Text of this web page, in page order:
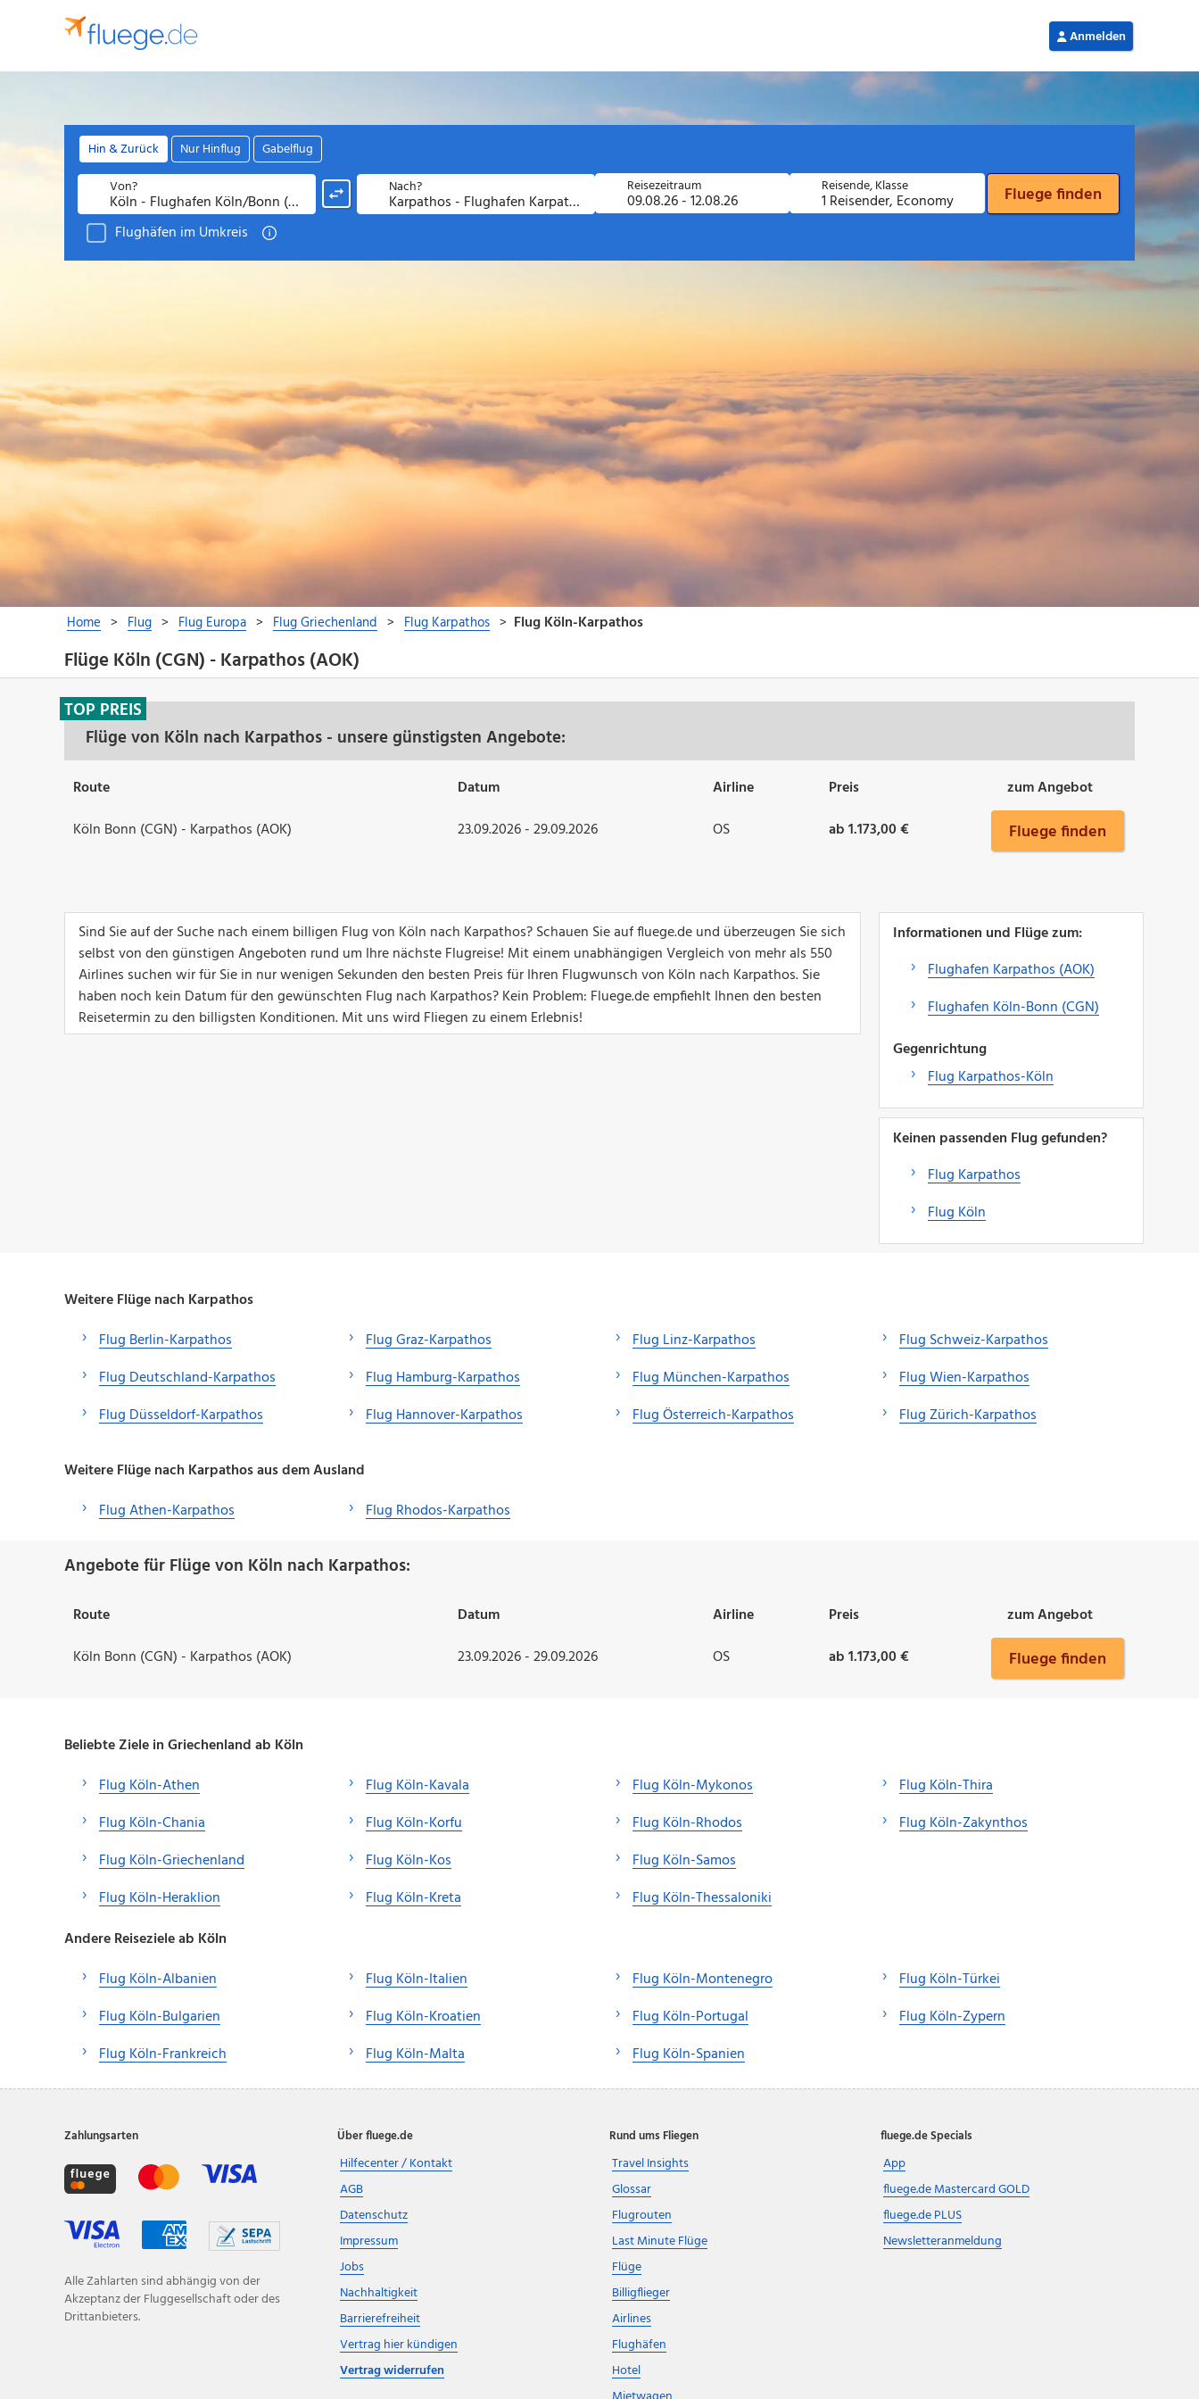
Flüge Köln (CGN) - Karpathos (AOK)
Flüge von Köln nach Karpathos - unsere günstigsten Angebote:
TOP PREIS
Route Datum Airline Preis
zum Angebot
Köln Bonn (CGN) - Karpathos (AOK)
23.09.2026 - 29.09.2026 OS ab 1.173,00 € Fluege finden
Sind Sie auf der Suche nach einem billigen Flug von Köln nach Karpathos? Schauen Sie auf fluege.de und überzeugen Sie sich
selbst von den günstigen Angeboten rund um Ihre nächste Flugreise! Mit einem unabhängigen Vergleich von mehr als 550
Airlines suchen wir für Sie in nur wenigen Sekunden den besten Preis für Ihren Flugwunsch von Köln nach Karpathos. Sie
haben noch kein Datum für den gewünschten Flug nach Karpathos? Kein Problem: Fluege.de empfiehlt Ihnen den besten
Reisetermin zu den billigsten Konditionen. Mit uns wird Fliegen zu einem Erlebnis!
Informationen und Flüge zum:
Flughafen Karpathos (AOK)
Flughafen Köln-Bonn (CGN)
Gegenrichtung
Flug Karpathos-Köln
Keinen passenden Flug gefunden?
Flug Karpathos
Flug Köln
Weitere Flüge nach Karpathos
Flug Berlin-Karpathos
Flug Deutschland-Karpathos
Flug Düsseldorf-Karpathos
Flug Graz-Karpathos
Flug Hamburg-Karpathos
Flug Hannover-Karpathos
Flug Linz-Karpathos
Flug München-Karpathos
Flug Österreich-Karpathos
Flug Schweiz-Karpathos
Flug Wien-Karpathos
Flug Zürich-Karpathos
Weitere Flüge nach Karpathos aus dem Ausland
Flug Athen-Karpathos
Flug Rhodos-Karpathos
Angebote für Flüge von Köln nach Karpathos:
Route Datum Airline Preis
zum Angebot
Köln Bonn (CGN) - Karpathos (AOK)
23.09.2026 - 29.09.2026 OS ab 1.173,00 € Fluege finden
Beliebte Ziele in Griechenland ab Köln
Flug Köln-Athen
Flug Köln-Chania
Flug Köln-Griechenland
Flug Köln-Heraklion
Flug Köln-Kavala
Flug Köln-Korfu
Flug Köln-Kos
Flug Köln-Kreta
Flug Köln-Mykonos
Flug Köln-Rhodos
Flug Köln-Samos
Flug Köln-Thessaloniki
Flug Köln-Thira
Flug Köln-Zakynthos
Andere Reiseziele ab Köln
Flug Köln-Albanien
Flug Köln-Bulgarien
Flug Köln-Frankreich
Flug Köln-Italien
Flug Köln-Kroatien
Flug Köln-Malta
Flug Köln-Montenegro
Flug Köln-Portugal
Flug Köln-Spanien
Flug Köln-Türkei
Flug Köln-Zypern